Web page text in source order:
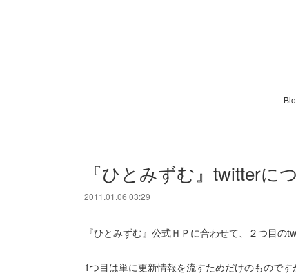
『ひとみずむ』twitterに
2011.01.06 03:29
『ひとみずむ』公式ＨＰに合わせて、２つ目の
1つ目は単に更新情報を流すためだけのものです